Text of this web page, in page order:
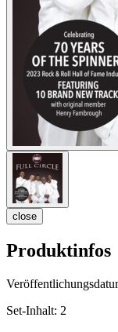
close
Produktinfos
Set-Inhalt: 2